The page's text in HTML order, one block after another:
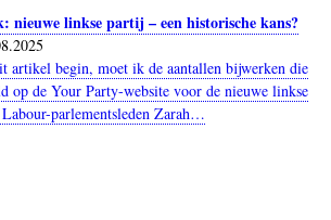
linkse partij – een historische kans?
artikel begin, moet ik de aantallen bijwerken die
op de Your Party-website voor de nieuwe linkse
parlementsleden Zarah…